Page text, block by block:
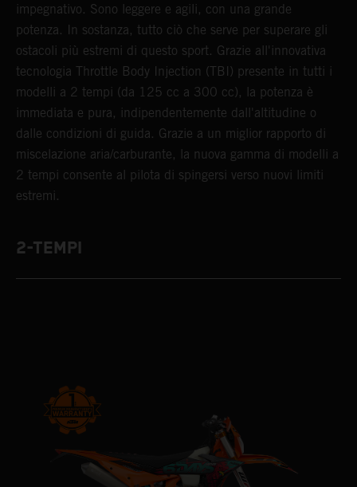
impegnativo. Sono leggere e agili, con una grande
potenza. In sostanza, tutto ciò che serve per superare gli
ostacoli più estremi di questo sport. Grazie all'innovativa
tecnologia Throttle Body Injection (TBI) presente in tutti i
modelli a 2 tempi (da 125 cc a 300 cc), la potenza è
immediata e pura, indipendentemente dall'altitudine o
dalle condizioni di guida. Grazie a un miglior rapporto di
miscelazione aria/carburante, la nuova gamma di modelli a
2 tempi consente al pilota di spingersi verso nuovi limiti
estremi.
2-TEMPI